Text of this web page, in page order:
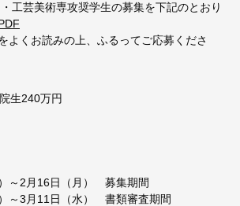
工芸美術専攻奨学生の募集を下記のとおり
よくお読みの上、ふるってご応募くださ
生240万円
～2月16日（月） 募集期間
～3月11日（水） 書類審査期間